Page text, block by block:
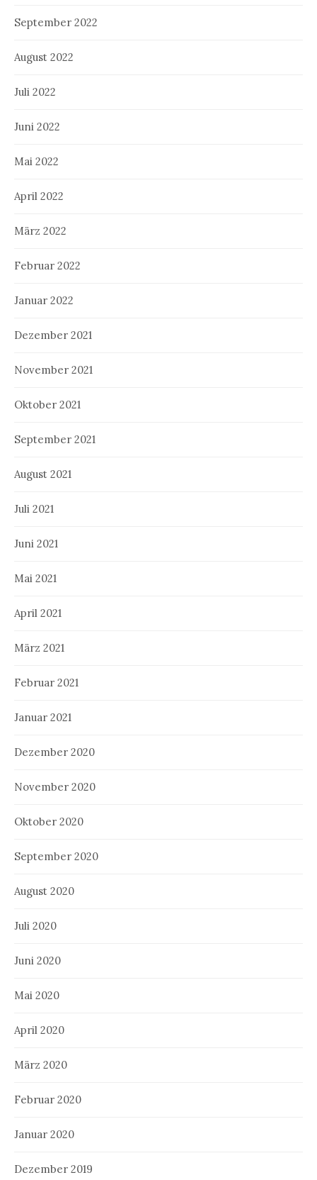
September 2022
August 2022
Juli 2022
Juni 2022
Mai 2022
April 2022
März 2022
Februar 2022
Januar 2022
Dezember 2021
November 2021
Oktober 2021
September 2021
August 2021
Juli 2021
Juni 2021
Mai 2021
April 2021
März 2021
Februar 2021
Januar 2021
Dezember 2020
November 2020
Oktober 2020
September 2020
August 2020
Juli 2020
Juni 2020
Mai 2020
April 2020
März 2020
Februar 2020
Januar 2020
Dezember 2019